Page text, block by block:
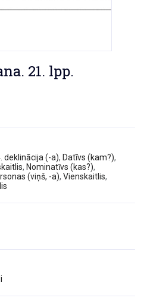
21. lpp.
deklinācija (-a), Datīvs (kam?),
, Nominatīvs (kas?),
(viņš, -a), Vienskaitlis,